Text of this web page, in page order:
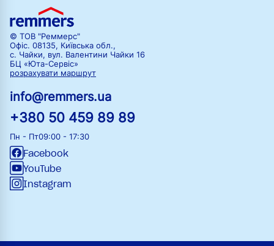
© ТОВ "Реммерс"
Офіс. 08135, Київська обл.,
с. Чайки, вул. Валентини Чайки 16
БЦ «Юта-Сервіс»
розрахувати маршрут
info@remmers.ua
+380 50 459 89 89
Пн - Пт09:00 - 17:30
Facebook
YouTube
Instagram